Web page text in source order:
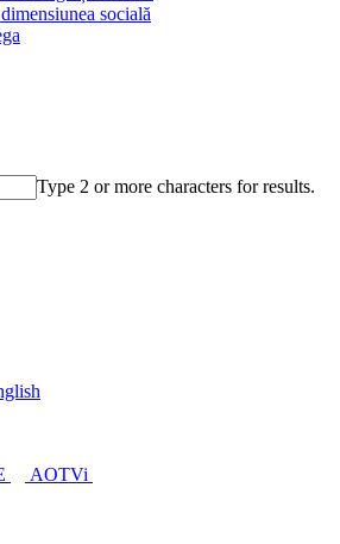
socială
Type 2 or more characters for results.
AOTVi